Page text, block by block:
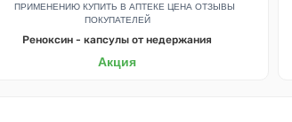
Реноксин - капсулы от недержания
Акция